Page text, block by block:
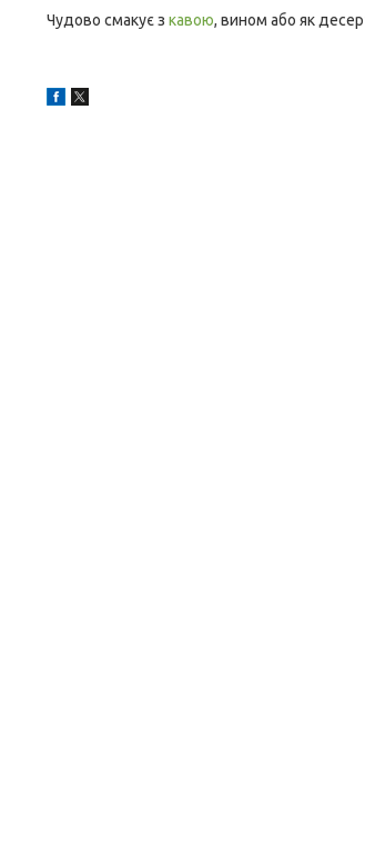
Чудово смакує з кавою, вином або як